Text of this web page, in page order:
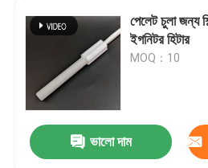
পেলেট চুলা জন্য
ইগনিটর হিটার
MOQ：10
ভালো দাম